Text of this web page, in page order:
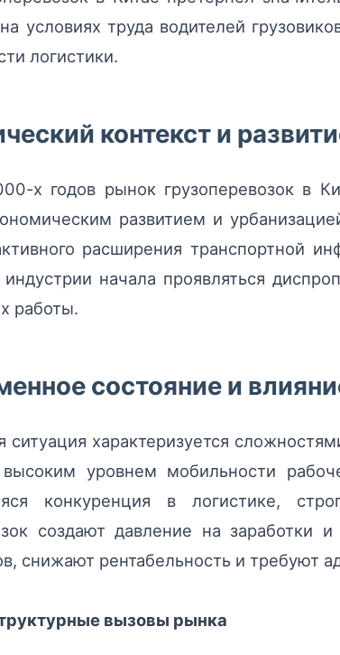
условиях труда водителей
логистики.
контекст и
х годов рынок грузоперевозок в
развитием и
расширения транспортной
начала проявляться
работы.
состояние и
ситуация характеризуется
высоким уровнем мобильности
конкуренция в логистике,
создают давление на
снижают рентабельность и требуют
вызовы рынка